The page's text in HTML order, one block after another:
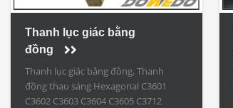
Thanh lục giác bằng
đồng
Thanh lục giác bằng đồng, Thanh
đồng thau sáng Hexagonal C3601
C3602 C3603 C3604 C3605 C3712